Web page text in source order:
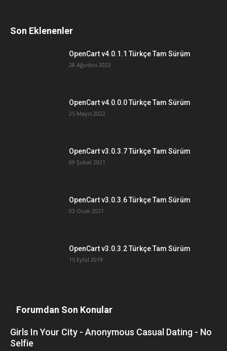
Son Eklenenler
OpenCart v4.0.1.1 Türkçe Tam Sürüm
28 Ağustos 2022
OpenCart v4.0.0.0 Türkçe Tam Sürüm
25 Mayıs 2022
OpenCart v3.0.3.7 Türkçe Tam Sürüm
09 Şubat 2021
OpenCart v3.0.3.6 Türkçe Tam Sürüm
03 Ocak 2021
OpenCart v3.0.3.2 Türkçe Tam Sürüm
15 Eylül 2019
Forumdan Son Konular
Girls In Your City - Anonymous Casual Dating - No
Selfie